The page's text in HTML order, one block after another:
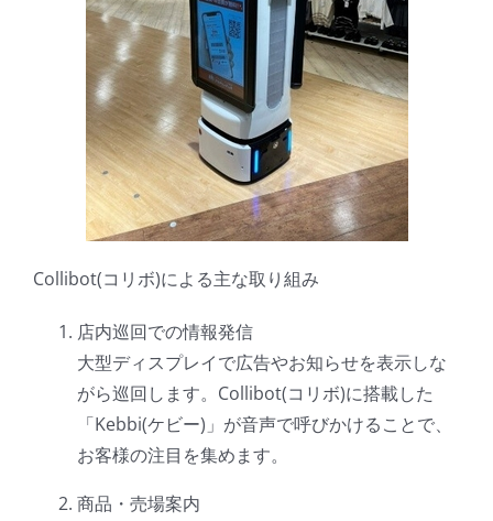
Collibot(コリボ)による主な取り組み
店内巡回での情報発信
大型ディスプレイで広告やお知らせを表示しな
がら巡回します。Collibot(コリボ)に搭載した
「Kebbi(ケビー)」が音声で呼びかけることで、
お客様の注目を集めます。
商品・売場案内